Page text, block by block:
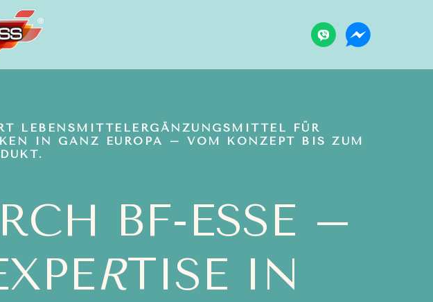
LEBENSMITTELERGÄNZUNGSMITTEL FÜR
IN GANZ EUROPA – VOM KONZEPT BIS ZUM
BF-ESSE –
RTISE IN